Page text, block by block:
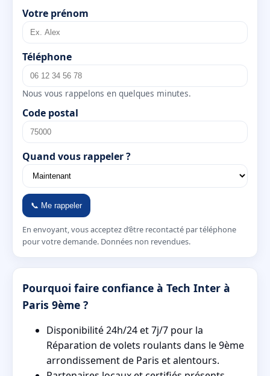
Votre prénom
Téléphone
Nous vous rappelons en quelques minutes.
Code postal
Quand vous rappeler ?
📞 Me rappeler
En envoyant, vous acceptez d’être recontacté par téléphone
pour votre demande. Données non revendues.
Pourquoi faire confiance à Tech Inter à
Paris 9ème ?
Disponibilité 24h/24 et 7j/7 pour la
Réparation de volets roulants dans le 9ème
arrondissement de Paris et alentours.